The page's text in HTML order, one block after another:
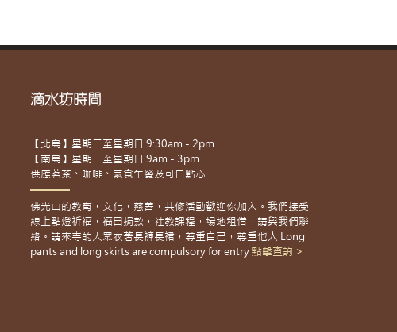
滴水坊時間
【北島】星期二至星期日 9:30am - 2pm
【南島】星期二至星期日 9am - 3pm
供應茗茶、咖啡、素食午餐及可口點心
佛光山的教育，文化，慈善，共修活動歡迎你加入。我們接受
線上點燈祈福，福田捐款，社教課程，場地租借，請與我們聯
絡。請來寺的大眾衣著長褲長裙，尊重自己，尊重他人 Long
pants and long skirts are compulsory for entry 點擊查詢 >